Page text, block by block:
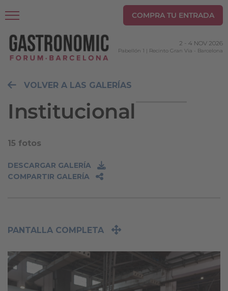
COMPRA TU ENTRADA
2 - 4 NOV 2026
Pabellón 1 | Recinto Gran Via - Barcelona
VOLVER A LAS GALERÍAS
Institucional
15 fotos
DESCARGAR GALERÍA
COMPARTIR GALERÍA
PANTALLA COMPLETA